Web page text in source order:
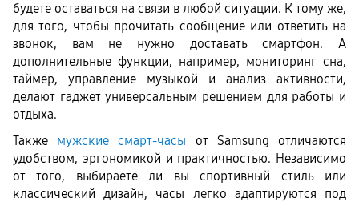
будете оставаться на связи в любой ситуации. К тому же,
для того, чтобы прочитать сообщение или ответить на
звонок, вам не нужно доставать смартфон. А
дополнительные функции, например, мониторинг сна,
таймер, управление музыкой и анализ активности,
делают гаджет универсальным решением для работы и
отдыха.
Также мужские смарт-часы от Samsung отличаются
удобством, эргономикой и практичностью. Независимо
от того, выбираете ли вы спортивный стиль или
классический дизайн, часы легко адаптируются под